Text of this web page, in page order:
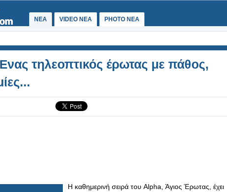
ΝΕΑ VIDEO NEA PHOTO NEA
τηλεοπτικός έρωτας με πάθος,
Η καθημερινή σειρά του Alpha, Άγιος Έρωτας, έχει